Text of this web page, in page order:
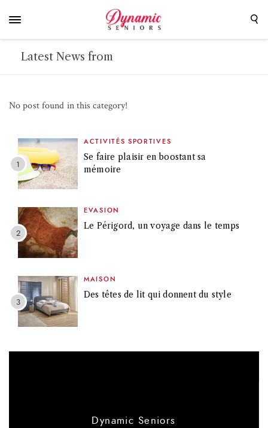
Latest News from
No post found in this category!
ACTIVITÉS SPORTIVES
Se faire plaisir en boostant sa
mémoire
EVASION
Le Périgord, un voyage dans le temps
MAISON
Des têtes de lit qui donnent du style
Dynamic Seniors